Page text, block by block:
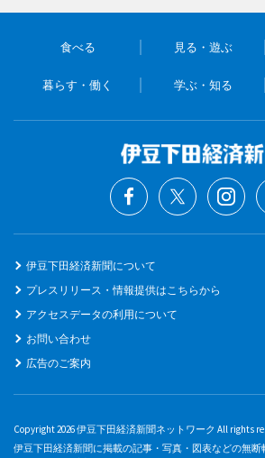
食べる 見る・遊ぶ
暮らす・働く 学ぶ・知る
伊豆下田経済新聞について
プレスリリース・情報提供はこちらから
アクセスデータの利用について
お問い合わせ
広告のご案内
Copyright 2026 伊豆下田経済新聞ネットワーク All rights
伊豆下田経済新聞に掲載の記事・写真・図表などの無